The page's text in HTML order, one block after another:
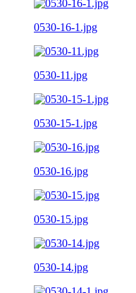
0530-16-1.jpg
0530-11.jpg
0530-15-1.jpg
0530-16.jpg
0530-15.jpg
0530-14.jpg